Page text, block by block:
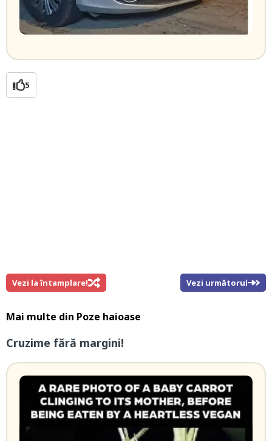
5
Vezi la întamplare! Vezi următorul
Mai multe din Poze haioase
Cruzime fără margini!